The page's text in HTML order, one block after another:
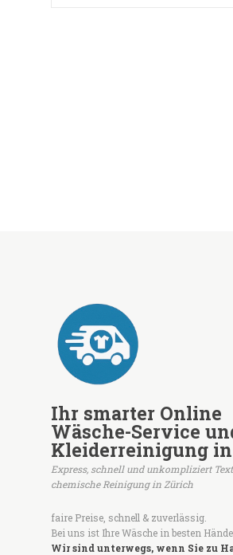
Ihr smarter Online
Wäsche-Service
Kleiderreinigung
Express, schnell und unkompliziert
chemische Reinigung in Zürich
faire Preise, schnell & zuverlässig.
Bei uns ist Ihre Wäsche in besten
Wir sind unterwegs, wenn Sie zu